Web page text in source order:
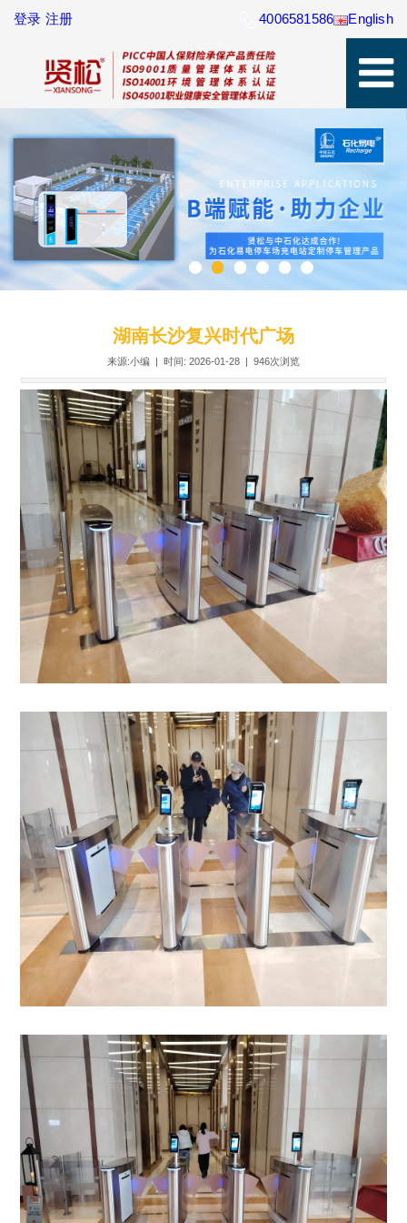
登录 注册 4006581586 English
湖南长沙复兴时代广场
来源:小编 | 时间: 2026-01-28 | 946次浏览